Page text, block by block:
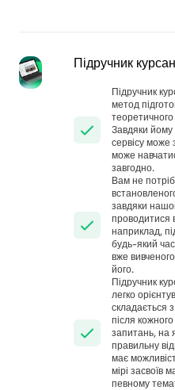
Підручник
Підручник
метод
теоретичного
Завдяки йому
сервісу може
може
завгодно.
Вам не
завдяки
проводитися
наприклад,
будь-який
вже
його.
Підручник
легко
складається
після
запитань, на
правильну
має
мірі засвоїв
певному